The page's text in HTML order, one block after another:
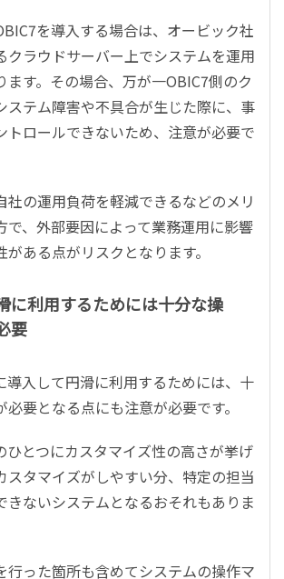
を導入する場合は、オービック社
クラウドサーバー上でシステムを運用
ます。その場合、万が一OBIC7側のク
ステム障害や不具合が生じた際に、事
トロールできないため、注意が必要で
社の運用負荷を軽減できるなどのメリ
で、外部要因によって業務運用に影響
ある点がリスクとなります。
に利用するためには十分な操
要
導入して円滑に利用するためには、十
要となる点にも注意が必要です。
ひとつにカスタマイズ性の高さが挙げ
スタマイズがしやすい分、特定の担当
きないシステムとなるおそれもありま
行った箇所も含めてシステムの操作マ